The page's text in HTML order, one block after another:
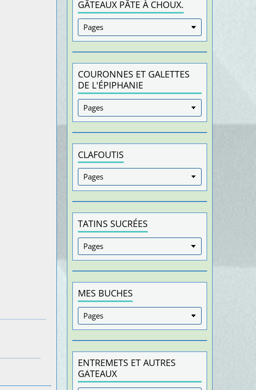
GÂTEAUX PÂTE À CHOUX.
COURONNES ET GALETTES
DE L'ÉPIPHANIE
CLAFOUTIS
TATINS SUCRÉES
MES BUCHES
ENTREMETS ET AUTRES
GATEAUX